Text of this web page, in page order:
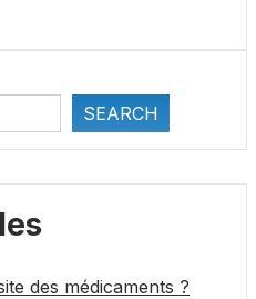
SEARCH
des médicaments ?